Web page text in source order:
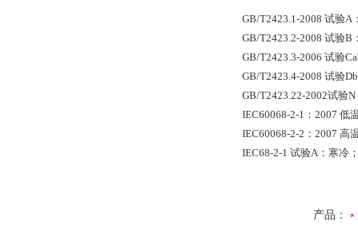
GB/T2423.1-2008 试验
GB/T2423.2-2008 试验
GB/T2423.3-2006 试验
GB/T2423.4-2008 试验
GB/T2423.22-2002试验
IEC60068-2-1：2007
IEC60068-2-2：2007
IEC68-2-1 试验A：寒
产品：